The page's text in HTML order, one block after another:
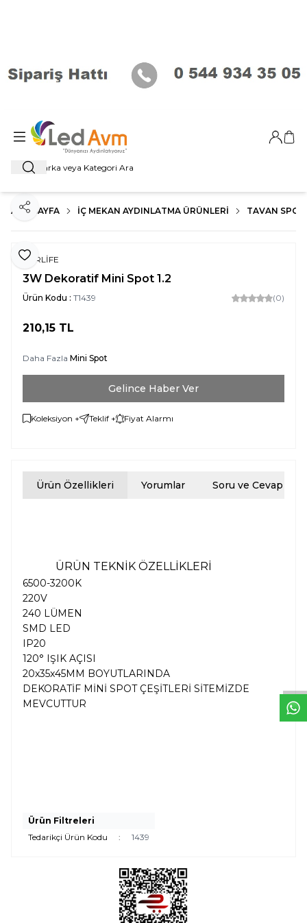
Ara
Giriş
ANA SAYFA İÇ MEKAN AYDINLATMA ÜRÜNLERI TAVAN SPOT
Favoriye Ekle
Paylaş
FORLİFE
3W Dekoratif Mini Spot 1.2
Ürün Kodu : T1439 (0)
210,15 TL
Daha Fazla Mini Spot
Gelince Haber Ver
Koleksiyon + Teklif + Fiyat Alarmı
Ürün Özellikleri Yorumlar Soru ve Cevap
ÜRÜN TEKNİK ÖZELLİKLERİ
6500-3200K
220V
240 LÜMEN
SMD LED
IP20
120° IŞIK AÇISI
20x35x45MM BOYUTLARINDA
DEKORATİF MİNİ SPOT ÇEŞİTLERİ SİTEMİZDE
MEVCUTTUR
Ürün Filtreleri
Tedarikçi Ürün Kodu
: 1439